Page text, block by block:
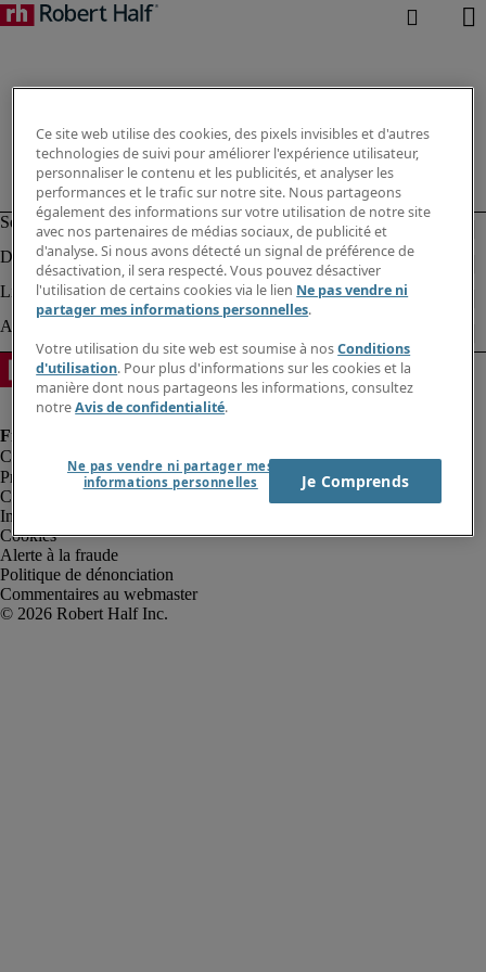
Protection des données personnelles
Conditions d’utilisation
Informations sur la société
Cookies
Alerte à la fraude
Politique de dénonciation
Commentaires au webmaster
Ce site web utilise des cookies, des pixels invisibles et d'autres
technologies de suivi pour améliorer l'expérience utilisateur,
personnaliser le contenu et les publicités, et analyser les
performances et le trafic sur notre site. Nous partageons
également des informations sur votre utilisation de notre site
avec nos partenaires de médias sociaux, de publicité et
d'analyse. Si nous avons détecté un signal de préférence de
désactivation, il sera respecté. Vous pouvez désactiver
l'utilisation de certains cookies via le lien Ne pas vendre ni
partager mes informations personnelles.
Votre utilisation du site web est soumise à nosConditions
d'utilisation. Pour plus d'informations sur les cookies et la
manière dont nous partageons les informations, consultez
notreAvis de confidentialité.
Ne pas vendre ni partager mes
informations personnelles
Je Comprends